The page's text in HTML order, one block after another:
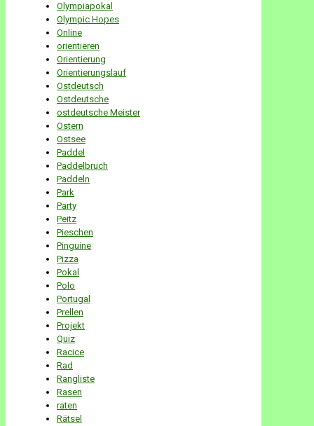
Olympiapokal
Olympic Hopes
Online
orientieren
Orientierung
Orientierungslauf
Ostdeutsch
Ostdeutsche
ostdeutsche Meister
Ostern
Ostsee
Paddel
Paddelbruch
Paddeln
Park
Party
Peitz
Pieschen
Pinguine
Pizza
Pokal
Polo
Portugal
Prellen
Projekt
Quiz
Racice
Rad
Rangliste
Rasen
raten
Rätsel